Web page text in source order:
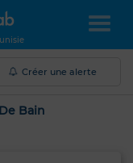
Créer une alerte
Bain